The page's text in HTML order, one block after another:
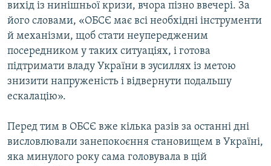
вихід із нинішньої кризи, вчора пізно ввечері. За
його словами, «ОБСЄ має всі необхідні інструменти
й механізми, щоб стати неупередженим
посередником у таких ситуаціях, і готова
підтримати владу України в зусиллях із метою
знизити напруженість і відвернути подальшу
ескалацію».
Перед тим в ОБСЄ вже кілька разів за останні дні
висловлювали занепокоєння становищем в Україні,
яка минулого року сама головувала в цій